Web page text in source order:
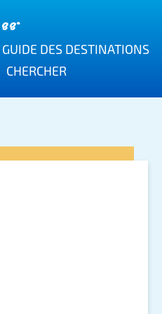
88°
GUIDE DES DESTINATIONS
CHERCHER